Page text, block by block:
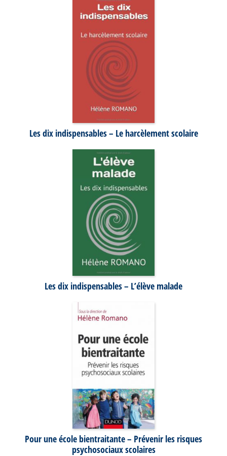
Les dix indispensables – Le harcèlement scolaire
Les dix indispensables – L’élève malade
Pour une école bientraitante – Prévenir les risques
psychosociaux scolaires